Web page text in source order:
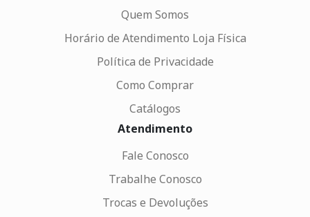
Quem Somos
Horário de Atendimento Loja Física
Política de Privacidade
Como Comprar
Catálogos
Atendimento
Fale Conosco
Trabalhe Conosco
Trocas e Devoluções